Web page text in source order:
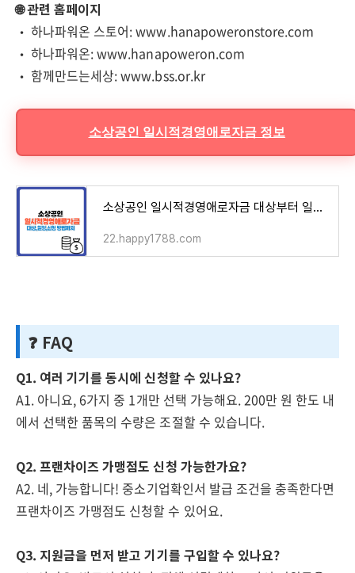
🌐 관련 홈페이지
• 하나파워온 스토어: www.hanapoweronstore.com
• 하나파워온: www.hanapoweron.com
• 함께만드는세상: www.bss.or.kr
소상공인 일시적경영애로자금 정보
소상공인 일시적경영애로자금 대상부터 일정,신청 방법까지
22.happy1788.com
❓ FAQ
Q1. 여러 기기를 동시에 신청할 수 있나요?
A1. 아니요, 6가지 중 1개만 선택 가능해요. 200만 원 한도 내
에서 선택한 품목의 수량은 조절할 수 있습니다.
Q2. 프랜차이즈 가맹점도 신청 가능한가요?
A2. 네, 가능합니다! 중소기업확인서 발급 조건을 충족한다면
프랜차이즈 가맹점도 신청할 수 있어요.
Q3. 지원금을 먼저 받고 기기를 구입할 수 있나요?